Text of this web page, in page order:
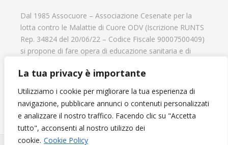
La tua privacy è importante
Utilizziamo i cookie per migliorare la tua esperienza di
navigazione, pubblicare annunci o contenuti personalizzati
e analizzare il nostro traffico. Facendo clic su "Accetta
tutto", acconsenti al nostro utilizzo dei
cookie. Cookie Policy
Dal 1985 Assocuore – Associazione Cesenate per la
lotta contro le Malattie di Cuore ODV (Iscrizione RUNTS
Rep. 34824 del 20/06/22 – Codice Fiscale 90007500409)
si propone di fare opera di educazione sanitaria e di
psicofisico di tutti coloro che hanno un problema